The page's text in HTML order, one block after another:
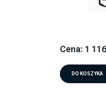
Cena: 1
DO KOSZYKA